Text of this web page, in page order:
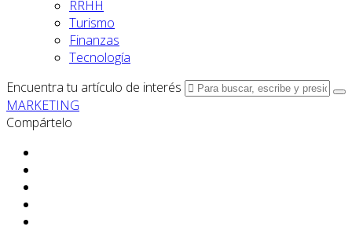
RRHH
Turismo
Finanzas
Tecnología
Encuentra tu artículo de interés
MARKETING
Compártelo